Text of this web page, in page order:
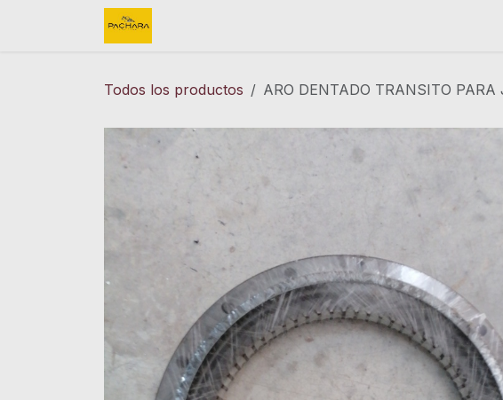
Todos los productos ARO DENTADO TRANSITO